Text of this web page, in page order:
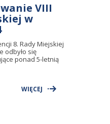
VIII
w
8. Rady Miejskiej
odbyło się
ponad 5-letnią
WIĘCEJ